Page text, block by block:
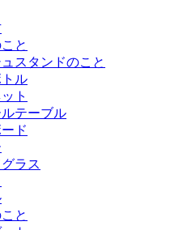
と
スタンドのこと
ル
ト
テーブル
ド
ラス
と